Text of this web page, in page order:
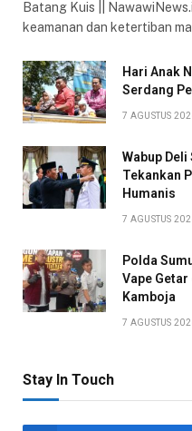
Batang Kuis ||
keamanan dan ketertiban
Hari Anak
Serdang
7 AGUSTUS
Wabup
Tekankan
Humanis
7 AGUSTUS
Polda
Vape
Kamboja
7 AGUSTUS
Stay In Touch